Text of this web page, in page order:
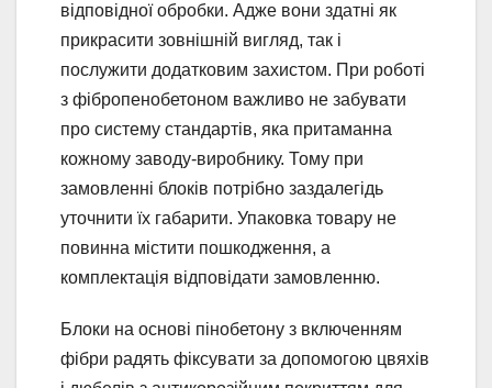
відповідної обробки. Адже вони здатні як
прикрасити зовнішній вигляд, так і
послужити додатковим захистом. При роботі
з фібропенобетоном важливо не забувати
про систему стандартів, яка притаманна
кожному заводу-виробнику. Тому при
замовленні блоків потрібно заздалегідь
уточнити їх габарити. Упаковка товару не
повинна містити пошкодження, а
комплектація відповідати замовленню.
Блоки на основі пінобетону з включенням
фібри радять фіксувати за допомогою цвяхів